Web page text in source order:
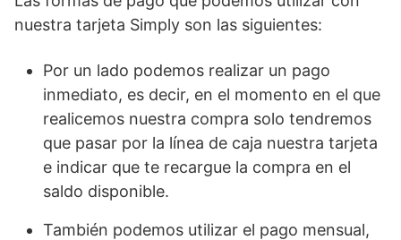
nuestra tarjeta Simply son las siguientes:
Por un lado podemos realizar un pago
inmediato, es decir, en el momento en el que
realicemos nuestra compra solo tendremos
que pasar por la línea de caja nuestra tarjeta
e indicar que te recargue la compra en el
saldo disponible.
También podemos utilizar el pago mensual,